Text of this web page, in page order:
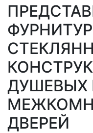
ДУШЕВЫХ
ДВЕРЕЙ